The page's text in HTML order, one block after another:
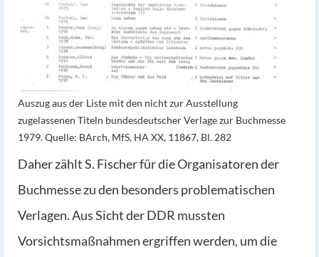
Auszug aus der Liste mit den nicht zur Ausstellung
zugelassenen Titeln bundesdeutscher Verlage zur Buchmesse
1979. Quelle: BArch, MfS, HA XX, 11867, Bl. 282
Daher zählt S. Fischer für die Organisatoren der
Buchmesse zu den besonders problematischen
Verlagen. Aus Sicht der DDR mussten
Vorsichtsmaßnahmen ergriffen werden, um die